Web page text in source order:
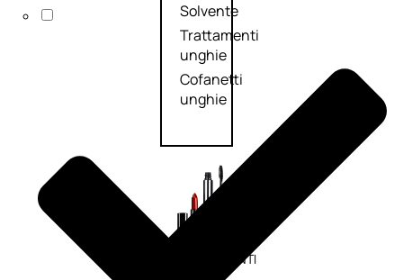
Solvente
Trattamenti
unghie
Cofanetti
unghie
TRATTAMENTI